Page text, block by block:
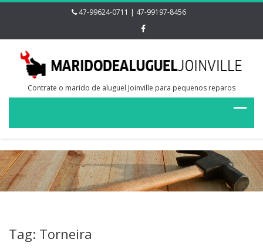
47-99624-0711 | 47-99197-8456
Contrate o marido de aluguel Joinville para pequenos reparos
Tag: Torneira